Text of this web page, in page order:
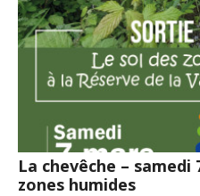
La chevêche – samedi
zones humides